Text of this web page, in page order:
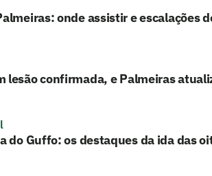
onde assistir e escalações
lesão confirmada, e Palmeiras
do Guffo: os destaques da ida das